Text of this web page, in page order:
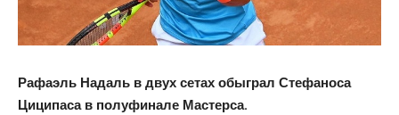
Рафаэль Надаль в двух сетах обыграл Стефаноса
Циципаса в полуфинале Мастерса.